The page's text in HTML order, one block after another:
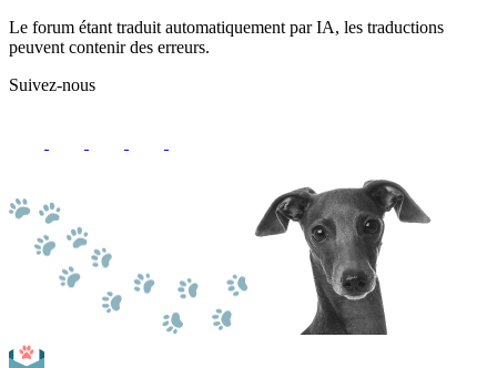
Le forum étant traduit automatiquement par IA, les traductions
peuvent contenir des erreurs.
Suivez-nous